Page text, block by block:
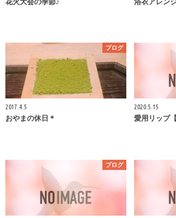
ブログ
2017.4.5
おやまの休日＊
2020.5.15
愛用リップ【
ブログ